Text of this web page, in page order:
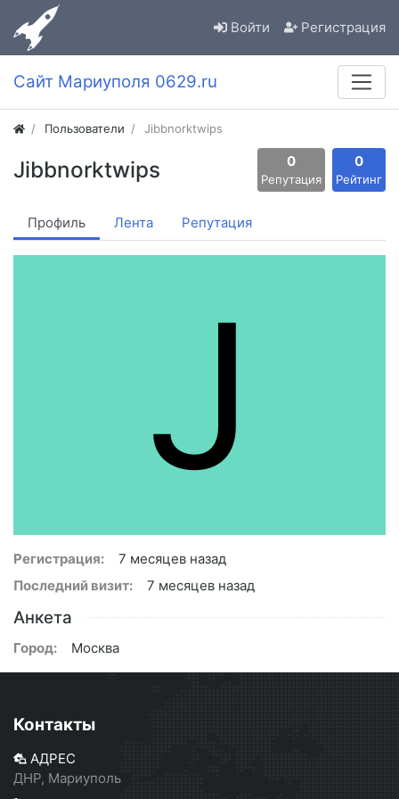
Войти Регистрация
Сайт Мариуполя 0629.ru
Пользователи Jibbnorktwips
Jibbnorktwips 0
Репутация
0
Рейтинг
Профиль Лента Репутация
J
Регистрация:
7 месяцев назад
Последний визит:
7 месяцев назад
Анкета
Город: Москва
Контакты
АДРЕС
ДНР, Мариуполь